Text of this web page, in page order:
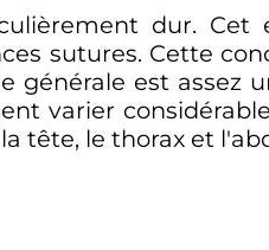
dur. Cet
sutures. Cette
est assez
varier
tête, le thorax et